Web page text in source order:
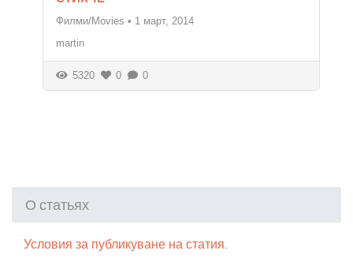
Филми/Movies • 1 март, 2014
martin
5320 0 0
О статьях
Условия за публикуване на статия.